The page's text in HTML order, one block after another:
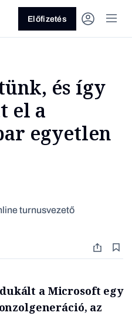
a következő
Előfizetés
és így
el a
egyetlen
turnusvezető
a Microsoft egy
az